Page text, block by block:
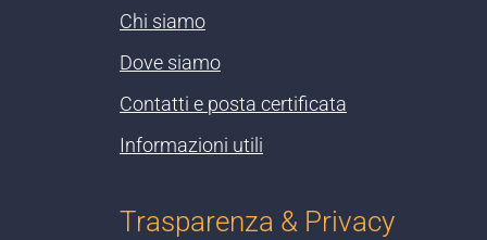
Chi siamo
Dove siamo
Contatti e posta certificata
Informazioni utili
Trasparenza & Privacy